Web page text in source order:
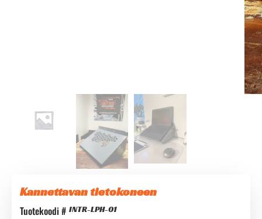
Kannettavan tietokoneen
Tuotekoodi # INTR-LPH-01